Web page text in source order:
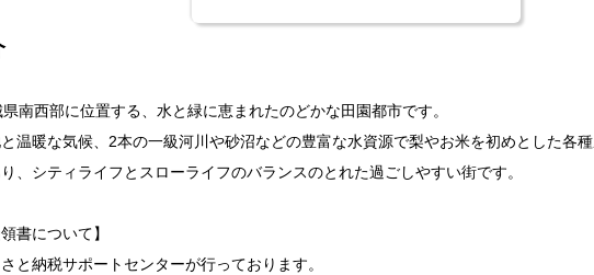
南西部に位置する、水と緑に恵まれたのどかな田園都市です。
温暖な気候、2本の一級河川や砂沼などの豊富な水資源で梨やお米を初めとした各種
、シティライフとスローライフのバランスのとれた過ごしやすい街です。
書について】
と納税サポートセンターが行っております。